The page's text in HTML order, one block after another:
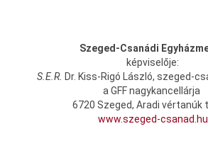
Szeged-Csanádi
képviselője:
S.E.R. Dr. Kiss-Rigó László, szeged-
a GFF nagykancellárja
6720 Szeged, Aradi vértanúk
www.szeged-csanad.hu